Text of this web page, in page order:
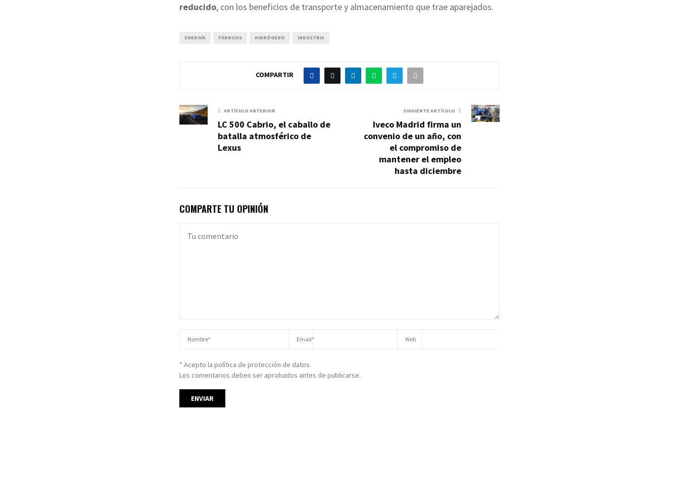
reducido, con los beneficios de transporte y almacenamiento que trae aparejados.
ENERGÍA FÁBRICAS HIDRÓGENO INDUSTRIA
COMPARTIR
ARTÍCULO ANTERIOR
LC 500 Cabrio, el caballo de
batalla atmosférico de
Lexus
SIGUIENTE ARTÍCULO
Iveco Madrid firma un
convenio de un año, con
el compromiso de
mantener el empleo
hasta diciembre
COMPARTE TU OPINIÓN
* Acepto la política de protección de datos.
Los comentarios deben ser aprobados antes de publicarse.